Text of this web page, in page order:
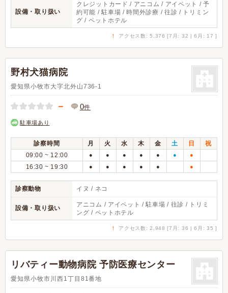
設備・取り扱い
クレジットカード / アニコム / アイペット / 予
約可能 / 駐車場 / 時間外診療 / 往診 / トリミン
グ / ペットホテル
↑ アクセス数: 5,376 [7月: 32 | 6月: 17 ]
野村犬猫病院
愛知県小牧市大字北外山736-1
－ 0件
駐車場あり
診察時間 月 火 水 木 金 土 日
祝
09:00 ~ 12:00
● ● ● ● ● ● ●
16:30 ~ 19:30 ● ● ● ● ● ●
診察動物 イヌ / ネコ
設備・取り扱い
アニコム / アイペット / 駐車場 / 往診 / トリミ
ング / ペットホテル
↑ アクセス数: 2,948 [7月: 36 | 6月: 35 ]
リバティー動物病院 予防医療センター
愛知県小牧市川西1丁目81番地